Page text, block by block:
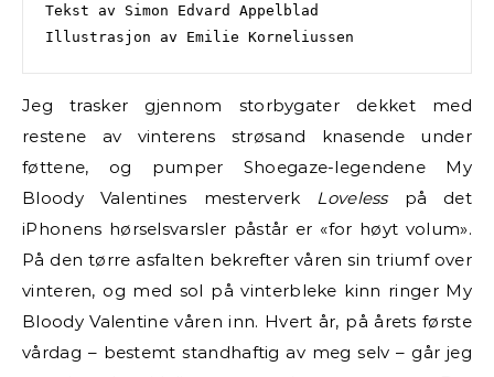
Tekst av Simon Edvard Appelblad
Illustrasjon av Emilie Korneliussen
Jeg trasker gjennom storbygater dekket med
restene av vinterens strøsand knasende under
føttene, og pumper Shoegaze-legendene My
Bloody Valentines mesterverk Loveless på det
iPhonens hørselsvarsler påstår er «for høyt volum».
På den tørre asfalten bekrefter våren sin triumf over
vinteren, og med sol på vinterbleke kinn ringer My
Bloody Valentine våren inn. Hvert år, på årets første
vårdag – bestemt standhaftig av meg selv – går jeg